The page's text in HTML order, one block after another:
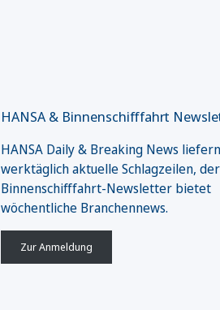
HANSA & Binnenschifffahrt
HANSA Daily & Breaking News liefern
werktäglich aktuelle Schlagzeilen, der
Binnenschifffahrt-Newsletter bietet
wöchentliche Branchennews.
Zur Anmeldung